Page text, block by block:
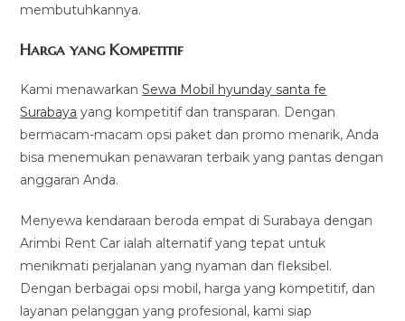
membutuhkannya.
Harga yang Kompetitif
Kami menawarkanSewa Mobil hyunday santa fe
Surabaya yang kompetitif dan transparan. Dengan
bermacam-macam opsi paket dan promo menarik, Anda
bisa menemukan penawaran terbaik yang pantas dengan
anggaran Anda.
Menyewa kendaraan beroda empat di Surabaya dengan
Arimbi Rent Car ialah alternatif yang tepat untuk
menikmati perjalanan yang nyaman dan fleksibel.
Dengan berbagai opsi mobil, harga yang kompetitif, dan
layanan pelanggan yang profesional, kami siap